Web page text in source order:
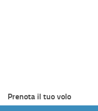
Prenota il tuo volo